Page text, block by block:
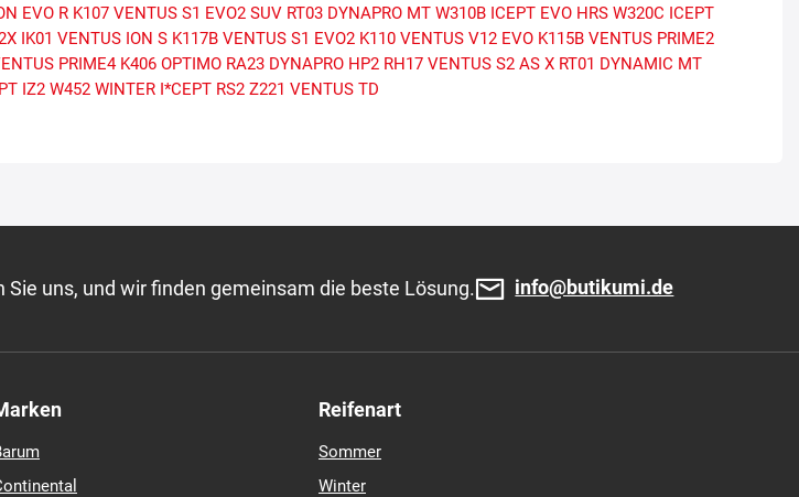
EVO R K107 VENTUS S1 EVO2 SUV RT03 DYNAPRO MT W310B ICEPT EVO HRS W320C ICEPT
IK01 VENTUS ION S K117B VENTUS S1 EVO2 K110 VENTUS V12 EVO K115B VENTUS PRIME2
PRIME4 K406 OPTIMO RA23 DYNAPRO HP2 RH17 VENTUS S2 AS X RT01 DYNAMIC MT
IZ2 W452 WINTER I*CEPT RS2 Z221 VENTUS TD
Sie uns, und wir finden gemeinsam die beste Lösung. info@butikumi.de
Reifenart
Sommer
Winter